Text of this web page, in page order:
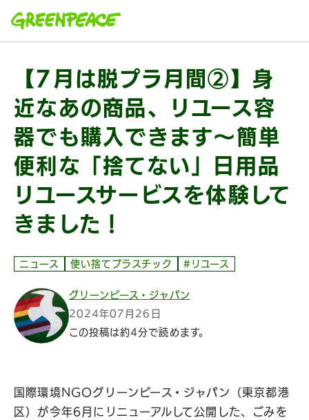
【7月は脱プラ月間②】身
近なあの商品、リユース容
器でも購入できます〜簡単
便利な「捨てない」日用品
リユースサービスを体験して
きました！
ニュース 使い捨てプラスチック #リユース
グリーンピース・ジャパン
2024年07月26日
この投稿は約4分で読めます。
国際環境NGOグリーンピース・ジャパン（東京都港
区）が今年6月にリニューアルして公開した、ごみを